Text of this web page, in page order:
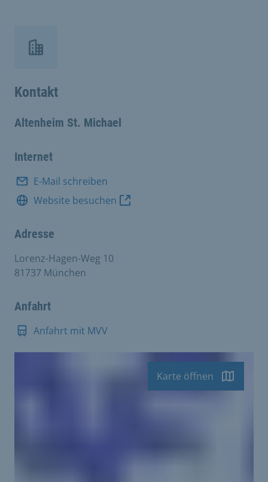
Kontakt
Altenheim St. Michael
Internet
E-Mail schreiben
Website besuchen
Adresse
Lorenz-Hagen-Weg 10
81737 München
Anfahrt
Anfahrt mit MVV
Karte öffnen